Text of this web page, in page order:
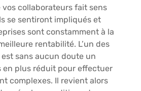
vos collaborateurs fait sens
se sentiront impliqués et
sont constamment à la
rentabilité. L’un des
sans aucun doute un
en plus réduit pour effectuer
complexes. Il revient alors